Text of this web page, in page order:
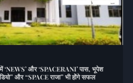
‘NEWS’ और ‘SPACERANI’ पास, भूपेश
और “SPACE राजा” भी होंगे सफल